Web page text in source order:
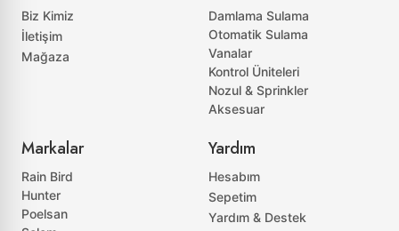
Biz Kimiz
İletişim
Mağaza
Damlama Sulama
Otomatik Sulama
Vanalar
Kontrol Üniteleri
Nozul & Sprinkler
Aksesuar
Markalar
Rain Bird
Hunter
Poelsan
Yardım
Hesabım
Sepetim
Yardım & Destek